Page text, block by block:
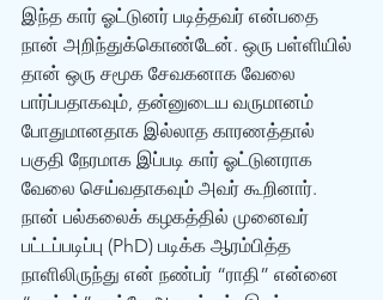
இந்த கார் ஓட்டுனர் படித்தவர் என்பதை
நான் அறிந்துக்கொண்டேன். ஒரு பள்ளியில்
தான் ஒரு சமூக சேவகனாக வேலை
பார்ப்பதாகவும், தன்னுடைய வருமானம்
போதுமானதாக இல்லாத காரணத்தால்
பகுதி நேரமாக இப்படி கார் ஓட்டுனராக
வேலை செய்வதாகவும் அவர் கூறினார்.
நான் பல்கலைக் கழகத்தில் முனைவர்
பட்டப்படிப்பு (PhD) படிக்க ஆரம்பித்த
நாளிலிருந்து என் நண்பர் “ராதி” என்னை